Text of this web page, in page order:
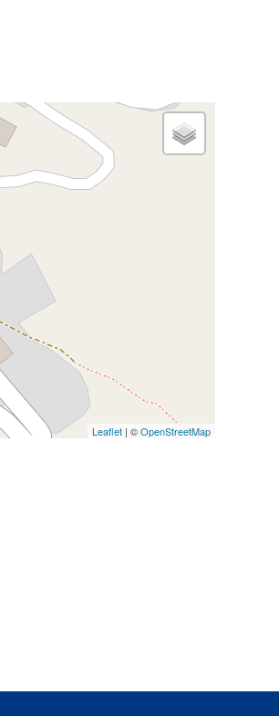
Leaflet| ©OpenStreetMap